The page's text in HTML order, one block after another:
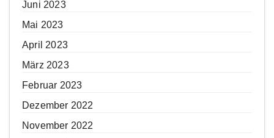
Juni 2023
Mai 2023
April 2023
März 2023
Februar 2023
Dezember 2022
November 2022